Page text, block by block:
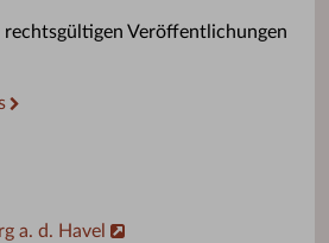
rechtsgültigen Veröffentlichungen
a. d. Havel